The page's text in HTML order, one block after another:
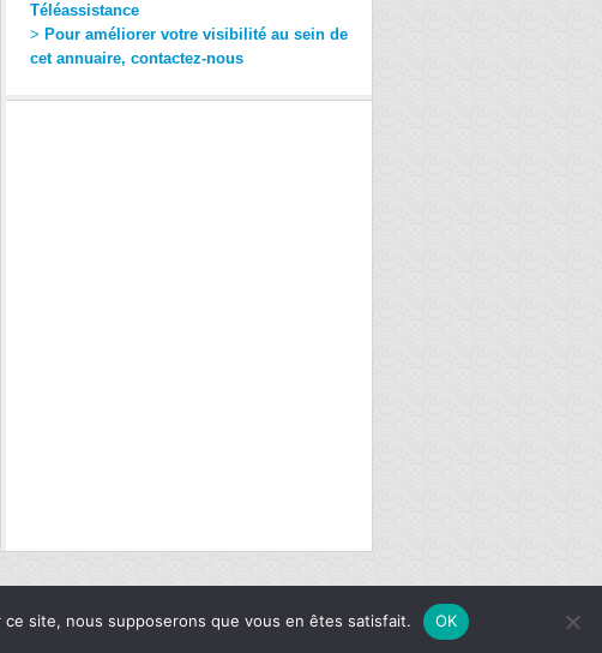
Téléassistance
> Pour améliorer votre visibilité au sein de
cet annuaire, contactez-nous
site, nous supposerons que vous en êtes satisfait. OK